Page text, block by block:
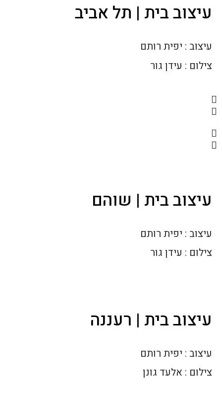
עיצוב בית | תל אביב
עיצוב : יפית רותם
צילום : עידן גור
עיצוב בית | שוהם
עיצוב : יפית רותם
צילום : עידן גור
עיצוב בית | רעננה
עיצוב : יפית רותם
צילום : אלעד גונן